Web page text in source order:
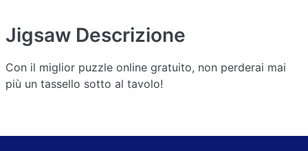
Jigsaw Descrizione
Con il miglior puzzle online gratuito, non perderai mai
più un tassello sotto al tavolo!